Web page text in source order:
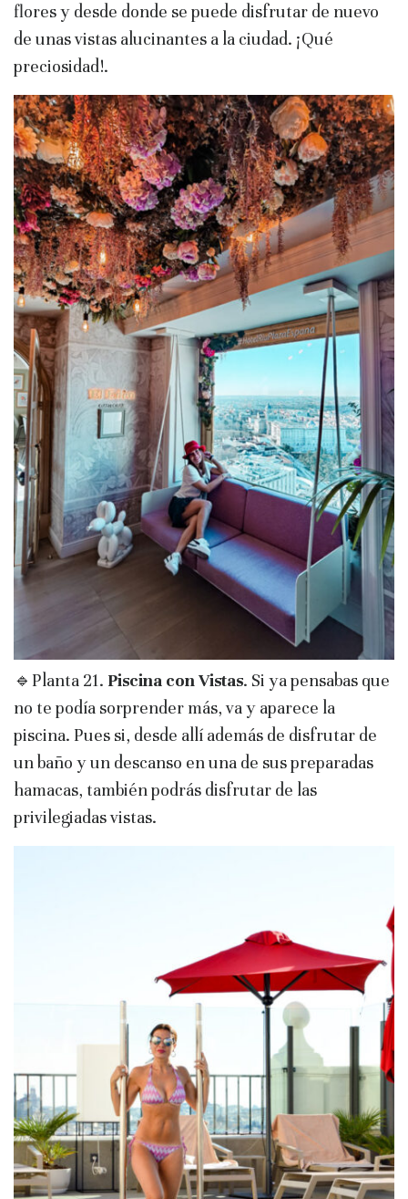
flores y desde donde se puede disfrutar de nuevo
de unas vistas alucinantes a la ciudad. ¡Qué
preciosidad!.
🔹Planta 21. Piscina con Vistas. Si ya pensabas que
no te podía sorprender más, va y aparece la
piscina. Pues si, desde allí además de disfrutar de
un baño y un descanso en una de sus preparadas
hamacas, también podrás disfrutar de las
privilegiadas vistas.